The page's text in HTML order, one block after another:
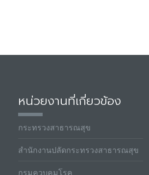
หน่วยงานที่เกี่ยวข้อง
กระทรวงสาธารณสุข
สำนักงานปลัดกระทรวงสาธารณสุข
กรมควบคุมโรค